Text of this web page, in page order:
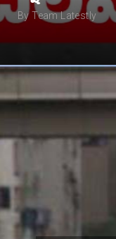
By Team Latestly